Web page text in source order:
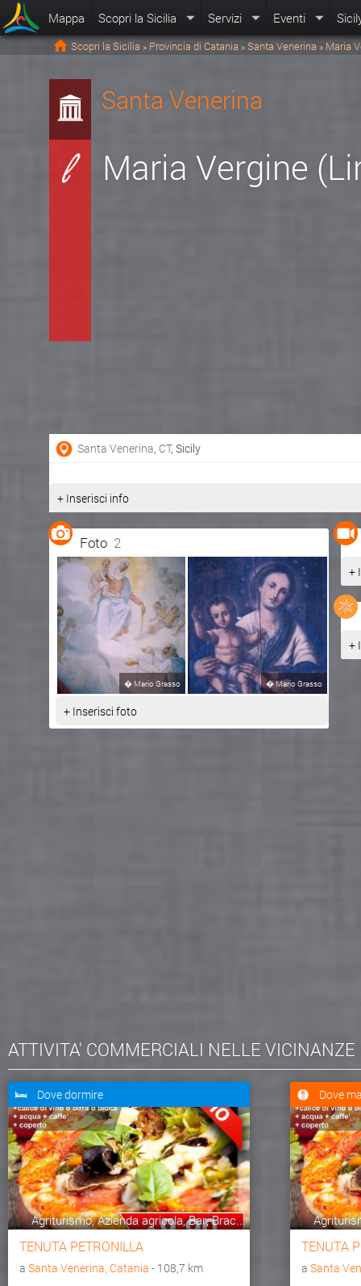
Mappa Scopri la Sicilia Servizi Eventi
Scopri la Sicilia > Provincia di Catania > Santa Venerina > Maria
Santa Venerina
Maria Vergine
Santa Venerina, CT, Sicily
+ Inserisci info
Foto 2
� Mario Grasso �Mario Grasso
+ Inserisci foto
+
+
ATTIVITA' COMMERCIALI NELLE VICINANZE
Dove dormire
Agriturismo, Azienda agricola, Bar, Brac...
TENUTA PETRONILLA
a Santa Venerina, Catania - 108,7 km
Dove
TENUTA
a Santa